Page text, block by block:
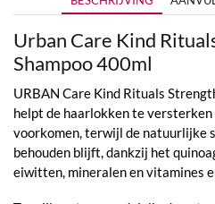
Urban Care Kind
Shampoo 400ml
URBAN Care Kind Rituals
helpt de haarlokken te
voorkomen, terwijl de natuurlijke
behouden blijft, dankzij het
eiwitten, mineralen en vitamines